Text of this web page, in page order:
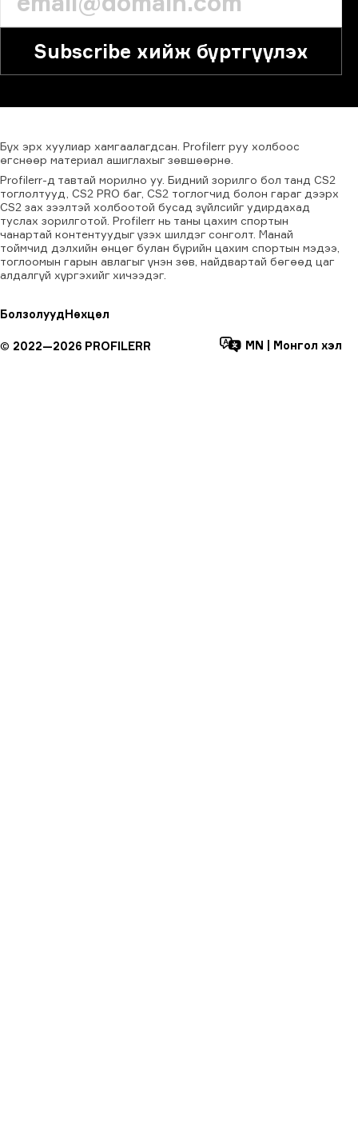
Subscribe хийж бүртгүүлэх
Бүх эрх хуулиар хамгаалагдсан. Profilerr руу холбоос
өгснөөр материал ашиглахыг зөвшөөрнө.
Profilerr-д тавтай морилно уу. Бидний зорилго бол танд CS2
тоглолтууд, CS2 PRO баг, CS2 тоглогчид болон гараг дээрх
CS2 зах зээлтэй холбоотой бусад зүйлсийг удирдахад
туслах зорилготой. Profilerr нь таны цахим спортын
чанартай контентуудыг үзэх шилдэг сонголт. Манай
тоймчид дэлхийн өнцөг булан бүрийн цахим спортын мэдээ,
тоглоомын гарын авлагыг үнэн зөв, найдвартай бөгөөд цаг
алдалгүй хүргэхийг хичээдэг.
БолзолуудНөхцөл
© 2022—2026 PROFILERR MN Монгол хэл